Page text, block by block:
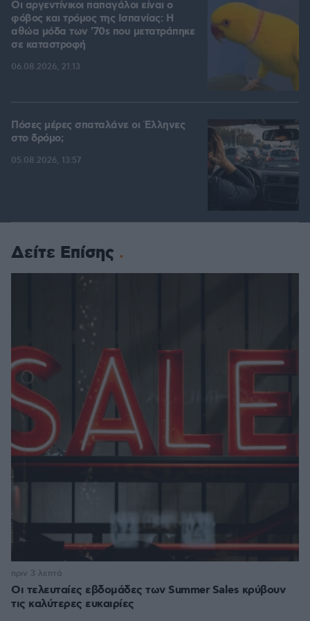
Οι αργεντίνικοι παπαγάλοι είναι ο
φόβος και τρόμος της Ισπανίας: Η
αθώα μόδα των '70s που μετατράπηκε
σε καταστροφή
06.08.2026, 21:13
Πόσες μέρες σπαταλάνε οι Έλληνες
στο δρόμο;
05.08.2026, 13:57
Δείτε Επίσης
Οι τελευταίες εβδομάδες των Summer Sales κρύβουν
τις καλύτερες ευκαιρίες
πριν 3 λεπτά